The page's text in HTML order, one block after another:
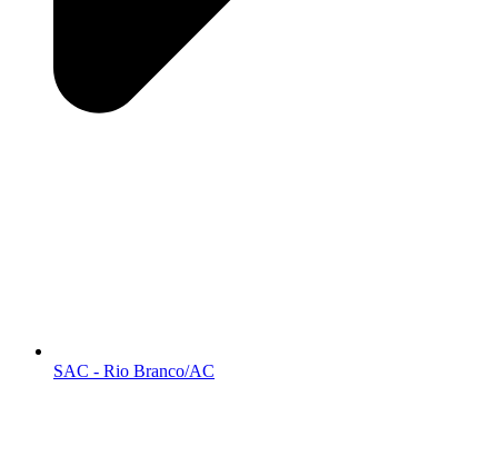
SAC - Rio Branco/AC